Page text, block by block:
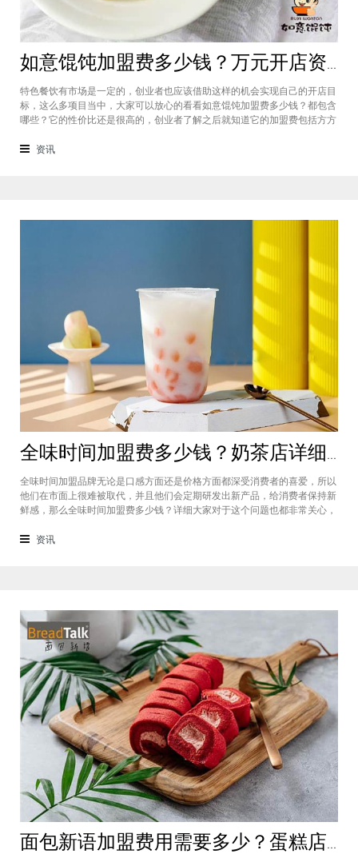
如意馄饨加盟费多少钱？万元开店资金压力基本上不会出现在经营中
特色餐饮有市场是一定的，创业者也应该借助这样的机会实现自己的开店目
标，这么多项目当中，大家可以放心的看看如意馄饨加盟费多少钱？都包含
哪些？它的性价比还是很高的，创业者了解之后就知道它的加盟费包括方方
的。加盟费用创业者想要了解一下如意馄饨加盟费多少钱？是不是值得加
资讯
全味时间加盟费多少钱？奶茶店详细费用分析就在这！
全味时间加盟品牌无论是口感方面还是价格方面都深受消费者的喜爱，所以
他们在市面上很难被取代，并且他们会定期研发出新产品，给消费者保持新
鲜感，那么全味时间加盟费多少钱？详细大家对于这个问题也都非常关心，
店，在这里就不说名字了。虽然开头说得很好，公司也确实提供了设备和产
资讯
面包新语加盟费用需要多少？蛋糕店加盟费用太高了吗？